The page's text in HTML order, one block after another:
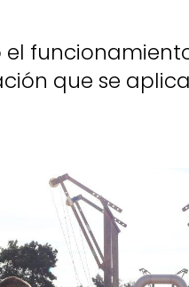
que se